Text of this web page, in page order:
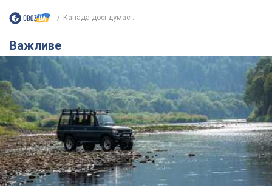
Канада досі думає ...
Важливе